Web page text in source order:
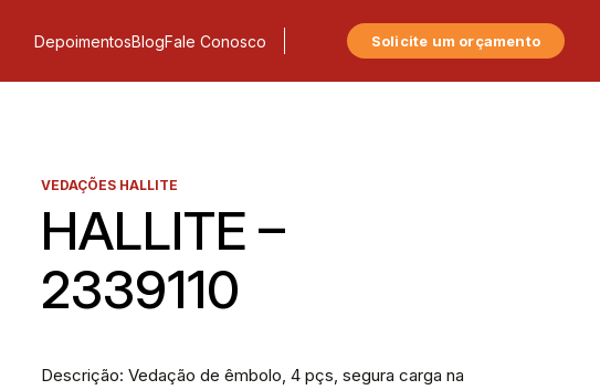
DepoimentosBlogFale Conosco Solicite um orçamento
VEDAÇÕES HALLITE
HALLITE –
2339110
Descrição: Vedação de êmbolo, 4 pçs, segura carga na